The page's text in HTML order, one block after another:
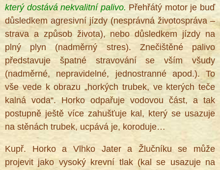
který dostává nekvalitní palivo. Přehřátý motor je buď
důsledkem agresivní jízdy (nesprávná životospráva –
strava a způsob života), nebo důsledkem jízdy na
plný plyn (nadměrný stres). Znečištěné palivo
představuje špatné stravování se vším všudy
(nadměrné, nepravidelné, jednostranné apod.). To
vše vede k obrazu „horkých trubek, ve kterých teče
kalná voda“. Horko odpařuje vodovou část, a tak
postupně ještě více zahušťuje kal, který se usazuje
na stěnách trubek, ucpává je, koroduje…
Kupř. Horko a Vlhko Jater a Žlučníku se může
projevit jako vysoký krevní tlak (kal se usazuje na